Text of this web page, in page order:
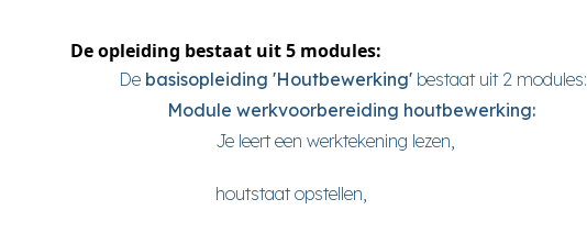
De opleiding bestaat uit 5 modules:
De basisopleiding 'Houtbewerking' bestaat uit 2 modules:
Module werkvoorbereiding houtbewerking:
Je leert een werktekening lezen,
houtstaat opstellen,